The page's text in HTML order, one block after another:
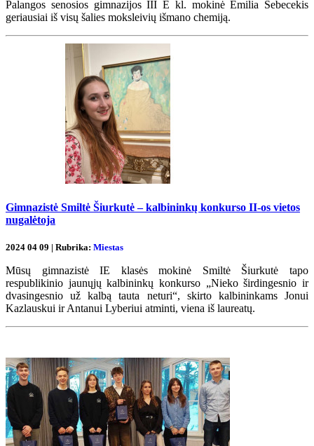
Palangos senosios gimnazijos III E kl. mokinė Emilia Sebecekis
geriausiai iš visų šalies moksleivių išmano chemiją.
Gimnazistė Smiltė Šiurkutė – kalbininkų konkurso II-os vietos
nugalėtoja
2024 04 09 | Rubrika: Miestas
Mūsų gimnazistė IE klasės mokinė Smiltė Šiurkutė tapo
respublikinio jaunųjų kalbininkų konkurso „Nieko širdingesnio ir
dvasingesnio už kalbą tauta neturi“, skirto kalbininkams Jonui
Kazlauskui ir Antanui Lyberiui atminti, viena iš laureatų.